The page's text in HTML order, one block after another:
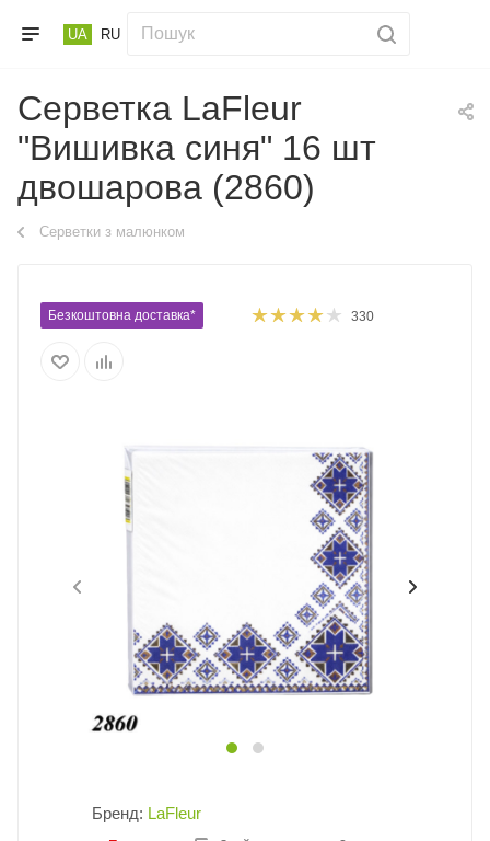
UA RU
Серветка LaFleur
"Вишивка синя" 16 шт
двошарова (2860)
Серветки з малюнком
Безкоштовна доставка* 330
Бренд: LaFleur